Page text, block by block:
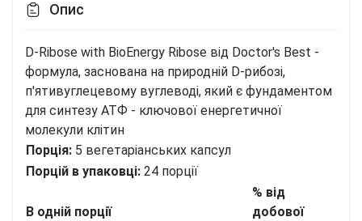
Опис
D-Ribose with BioEnergy Ribose від Doctor's Best -
формула, заснована на природній D-рибозі,
п'ятивуглецевому вуглеводі, який є фундаментом
для синтезу АТФ - ключової енергетичної
молекули клітин
Порція: 5 вегетаріанських капсул
Порцій в упаковці: 24 порції
В одній порції
% від
добової